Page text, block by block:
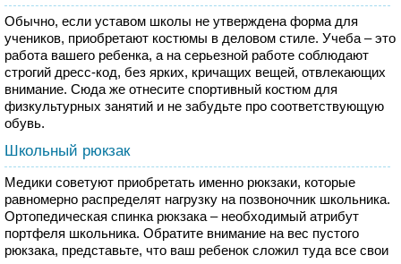
Обычно, если уставом школы не утверждена форма для
учеников, приобретают костюмы в деловом стиле. Учеба – это
работа вашего ребенка, а на серьезной работе соблюдают
строгий дресс-код, без ярких, кричащих вещей, отвлекающих
внимание. Сюда же отнесите спортивный костюм для
физкультурных занятий и не забудьте про соответствующую
обувь.
Школьный рюкзак
Медики советуют приобретать именно рюкзаки, которые
равномерно распределят нагрузку на позвоночник школьника.
Ортопедическая спинка рюкзака – необходимый атрибут
портфеля школьника. Обратите внимание на вес пустого
рюкзака, представьте, что ваш ребенок сложил туда все свои